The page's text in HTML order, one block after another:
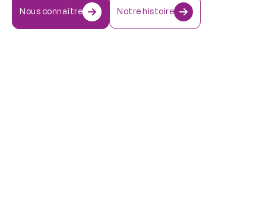
Nous connaître Notre histoire